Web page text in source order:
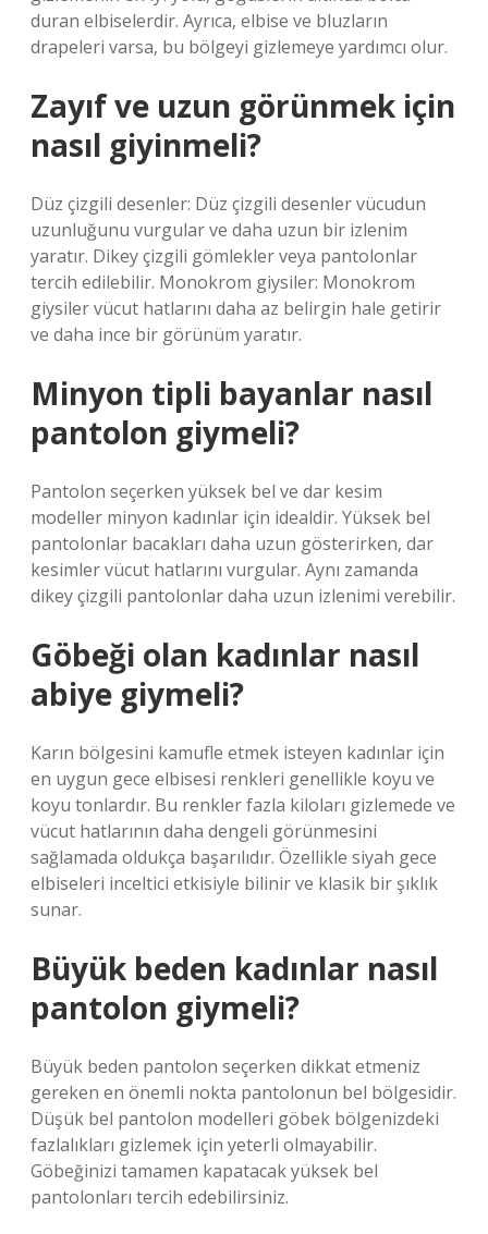
duran elbiselerdir. Ayrıca, elbise ve bluzların
drapeleri varsa, bu bölgeyi gizlemeye yardımcı olur.
Zayıf ve uzun görünmek için
nasıl giyinmeli?
Düz çizgili desenler: Düz çizgili desenler vücudun
uzunluğunu vurgular ve daha uzun bir izlenim
yaratır. Dikey çizgili gömlekler veya pantolonlar
tercih edilebilir. Monokrom giysiler: Monokrom
giysiler vücut hatlarını daha az belirgin hale getirir
ve daha ince bir görünüm yaratır.
Minyon tipli bayanlar nasıl
pantolon giymeli?
Pantolon seçerken yüksek bel ve dar kesim
modeller minyon kadınlar için idealdir. Yüksek bel
pantolonlar bacakları daha uzun gösterirken, dar
kesimler vücut hatlarını vurgular. Aynı zamanda
dikey çizgili pantolonlar daha uzun izlenimi verebilir.
Göbeği olan kadınlar nasıl
abiye giymeli?
Karın bölgesini kamufle etmek isteyen kadınlar için
en uygun gece elbisesi renkleri genellikle koyu ve
koyu tonlardır. Bu renkler fazla kiloları gizlemede ve
vücut hatlarının daha dengeli görünmesini
sağlamada oldukça başarılıdır. Özellikle siyah gece
elbiseleri inceltici etkisiyle bilinir ve klasik bir şıklık
sunar.
Büyük beden kadınlar nasıl
pantolon giymeli?
Büyük beden pantolon seçerken dikkat etmeniz
gereken en önemli nokta pantolonun bel bölgesidir.
Düşük bel pantolon modelleri göbek bölgenizdeki
fazlalıkları gizlemek için yeterli olmayabilir.
Göbeğinizi tamamen kapatacak yüksek bel
pantolonları tercih edebilirsiniz.